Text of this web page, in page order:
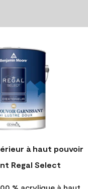
à haut pouvoir
Regal Select